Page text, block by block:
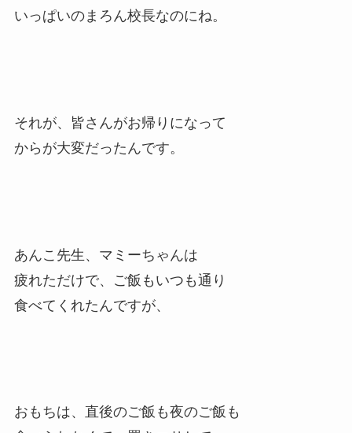
いっぱいのまろん校長なのにね。
それが、皆さんがお帰りになって
からが大変だったんです。
あんこ先生、マミーちゃんは
疲れただけで、ご飯もいつも通り
食べてくれたんですが、
おもちは、直後のご飯も夜のご飯も